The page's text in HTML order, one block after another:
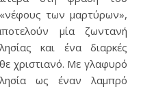
των μαρτύρων»,
μία ζωντανή
και ένα διαρκές
χριστιανό. Με γλαφυρό
ως έναν λαμπρό